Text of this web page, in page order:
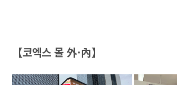
【코엑스 몰 外·內】